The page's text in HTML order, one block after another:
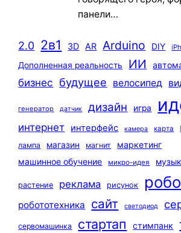
панели…
2.0 2в1 3D AR Arduino DIY
Дополненная реальность ИИ
бизнес будущее велосипед
генератор датчик дизайн игра
интернет интерфейс камера карта
лампа
магазин магнит
маркетинг
машинное обучение
микро-идея
растение реклама рисунок
робототехника сайт светодиод
сервомашинка стартап стимпанк